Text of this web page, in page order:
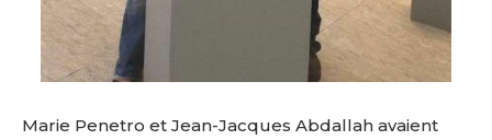
Marie Penetro et Jean-Jacques Abdallah avaient